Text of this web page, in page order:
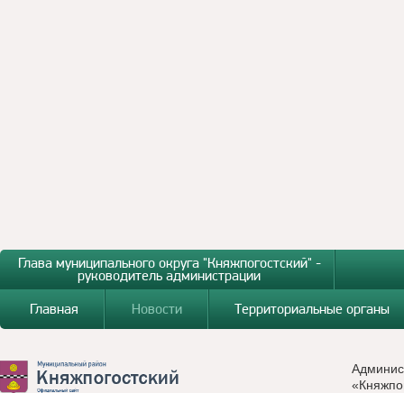
Глава муниципального округа "Княжпогостский" -
руководитель администрации
Главная
Новости Территориальные органы